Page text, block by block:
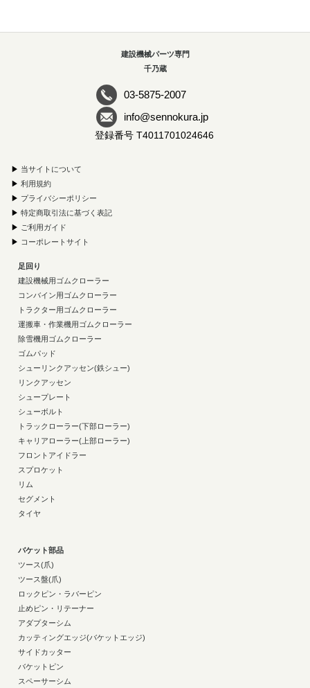
建設機械パーツ専門
千乃蔵
03-5875-2007
info@sennokura.jp
登録番号 T4011701024646
▶ 当サイトについて
▶ 利用規約
▶ プライバシーポリシー
▶ 特定商取引法に基づく表記
▶ ご利用ガイド
▶ コーポレートサイト
足回り
建設機械用ゴムクローラー
コンバイン用ゴムクローラー
トラクター用ゴムクローラー
運搬車・作業機用ゴムクローラー
除雪機用ゴムクローラー
ゴムパッド
シューリンクアッセン(鉄シュー)
リンクアッセン
シュープレート
シューボルト
トラックローラー(下部ローラー)
キャリアローラー(上部ローラー)
フロントアイドラー
スプロケット
リム
セグメント
タイヤ
バケット部品
ツース(爪)
ツース盤(爪)
ロックピン・ラバーピン
止めピン・リテーナー
アダプターシム
カッティングエッジ(バケットエッジ)
サイドカッター
バケットピン
スペーサーシム